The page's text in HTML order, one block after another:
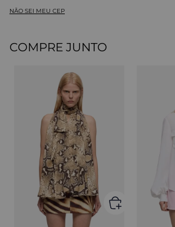
NÃO SEI MEU CEP
COMPRE JUNTO